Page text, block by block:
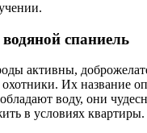
спаниель
активны,
Их название
воду, они
в условиях квартиры.